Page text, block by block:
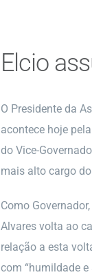
Elcio
O Presidente da
acontece hoje
do Vice-
mais alto cargo
Como
Alvares volta ao
relação a esta
com “humildade